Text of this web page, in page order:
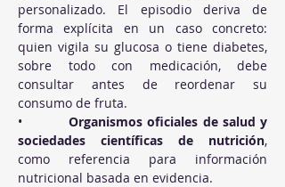
personalizado. El episodio deriva de
forma explícita en un caso concreto:
quien vigila su glucosa o tiene diabetes,
sobre todo con medicación, debe
consultar antes de reordenar su
consumo de fruta.
• Organismos oficiales de salud y
sociedades científicas de nutrición,
como referencia para información
nutricional basada en evidencia.